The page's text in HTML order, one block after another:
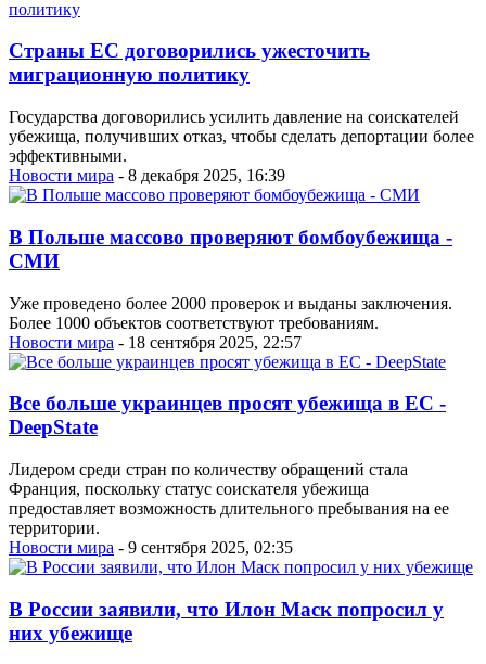
Страны ЕС договорились ужесточить
миграционную политику
Государства договорились усилить давление на соискателей
убежища, получивших отказ, чтобы сделать депортации более
эффективными.
Новости мира - 8 декабря 2025, 16:39
В Польше массово проверяют бомбоубежища -
СМИ
Уже проведено более 2000 проверок и выданы заключения.
Более 1000 объектов соответствуют требованиям.
Новости мира - 18 сентября 2025, 22:57
Все больше украинцев просят убежища в ЕС -
DeepState
Лидером среди стран по количеству обращений стала
Франция, поскольку статус соискателя убежища
предоставляет возможность длительного пребывания на ее
территории.
Новости мира - 9 сентября 2025, 02:35
В России заявили, что Илон Маск попросил у
них убежище